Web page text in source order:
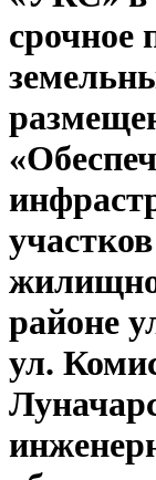
срочное
районе
ул.